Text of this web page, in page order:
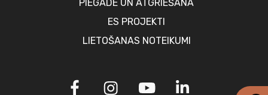
PIEGĀDE UN ATGRIEŠANA
ES PROJEKTI
LIETOŠANAS NOTEIKUMI